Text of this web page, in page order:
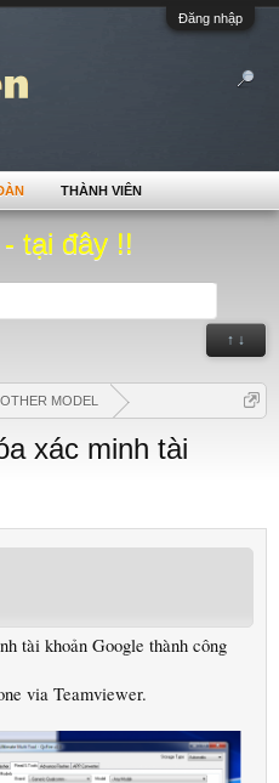
Đăng nhập
- tại đây !!
↑ ↓
OTHER MODEL
xác minh tài
tài khoản Google thành công
via Teamviewer.
THÀNH VIÊN